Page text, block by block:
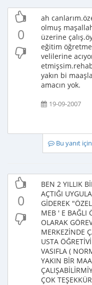
0
ah
olmuş
üzerine
eğitim
velilerine
yakın bi
amacın yok.
19-09-2007
Bu yanıt
0
BEN 2 YILLIK
AÇTIĞI
GİDEREK
MEB ' E BAĞLI
OLARAK
MERKEZİNDE
USTA
VASIFLA (
YAKIN BİR
ÇOK